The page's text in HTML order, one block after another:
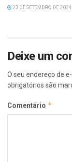
23 DE SETEMBRO DE 2024
Deixe um
O seu endereço de
obrigatórios são
Comentário *